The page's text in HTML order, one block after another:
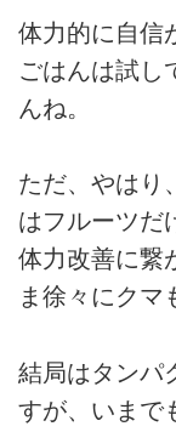
体力的に自信
ごはんは試し
んね。
ただ、やはり
はフルーツだ
体力改善に繋
ま徐々にク
結局はタンパ
すが、いまで